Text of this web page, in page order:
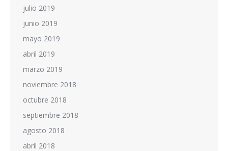
julio 2019
junio 2019
mayo 2019
abril 2019
marzo 2019
noviembre 2018
octubre 2018
septiembre 2018
agosto 2018
abril 2018